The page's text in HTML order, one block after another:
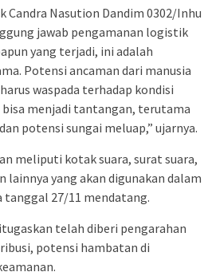
Candra Nasution Dandim 0302/Inhu
jawab pengamanan logistik
yang terjadi, ini adalah
Potensi ancaman dari manusia
waspada terhadap kondisi
bisa menjadi tantangan, terutama
potensi sungai meluap,” ujarnya.
meliputi kotak suara, surat suara,
lainnya yang akan digunakan dalam
tanggal 27/11 mendatang.
telah diberi pengarahan
potensi hambatan di